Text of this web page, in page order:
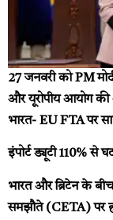
27 जनवरी को PM
और यूरोपीय आयोग की
भारत- EU FTA पर
इंपोर्ट ड्यूटी 110% से
भारत और ब्रिटेन के
समझौते (CETA) पर